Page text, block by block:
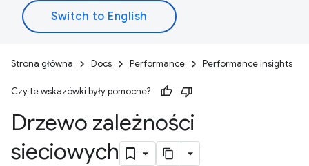
Strona główna Docs Performance Performance insights
Czy te wskazówki były pomocne?
Drzewo zależności
sieciowych